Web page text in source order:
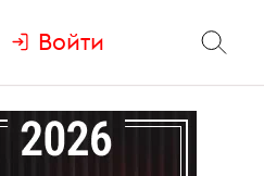
Войти